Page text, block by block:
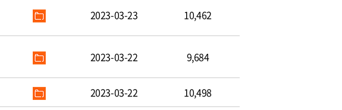
2023-03-23 10,462
2023-03-22 9,684
2023-03-22 10,498